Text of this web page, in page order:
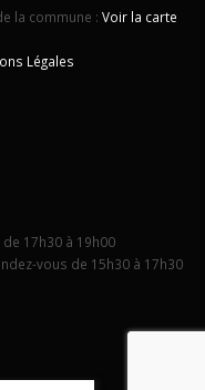
la commune : Voir la carte
Légales
17h30 à 19h00
vous de 15h30 à 17h30